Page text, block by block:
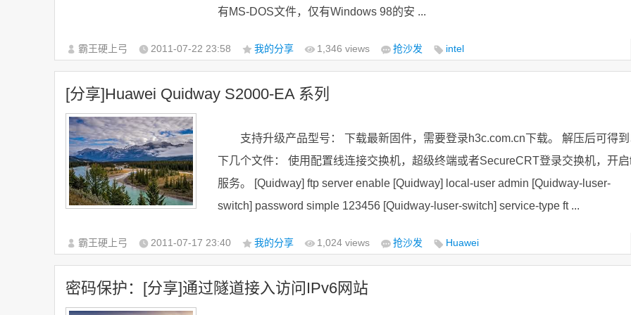
有MS-DOS文件，仅有Windows 98的安 ...
霸王硬上弓 2011-07-22 23:58 我的分享 1,346 views 抢沙发 intel
[分享]Huawei Quidway S2000-EA 系列
支持升级产品型号： 下载最新固件，需要登录h3c.com.cn下载。 解压后可得到
下几个文件： 使用配置线连接交换机，超级终端或者SecureCRT登录交换机，开启
服务。 [Quidway] ftp server enable [Quidway] local-user admin [Quidway-luser-
switch] password simple 123456 [Quidway-luser-switch] service-type ft ...
霸王硬上弓 2011-07-17 23:40 我的分享 1,024 views 抢沙发 Huawei
密码保护：[分享]通过隧道接入访问IPv6网站